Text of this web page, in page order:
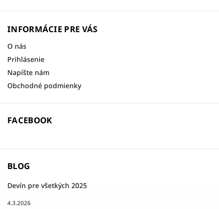
INFORMÁCIE PRE VÁS
O nás
Prihlásenie
Napíšte nám
Obchodné podmienky
FACEBOOK
BLOG
Devín pre všetkých 2025
4.3.2026